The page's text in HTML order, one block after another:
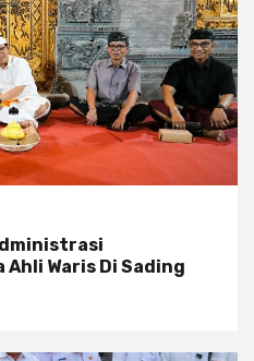
Ahli Waris Di Sading